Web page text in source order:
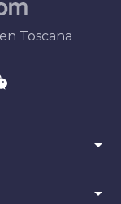
Toscana
arrow_drop_down
arrow_drop_down